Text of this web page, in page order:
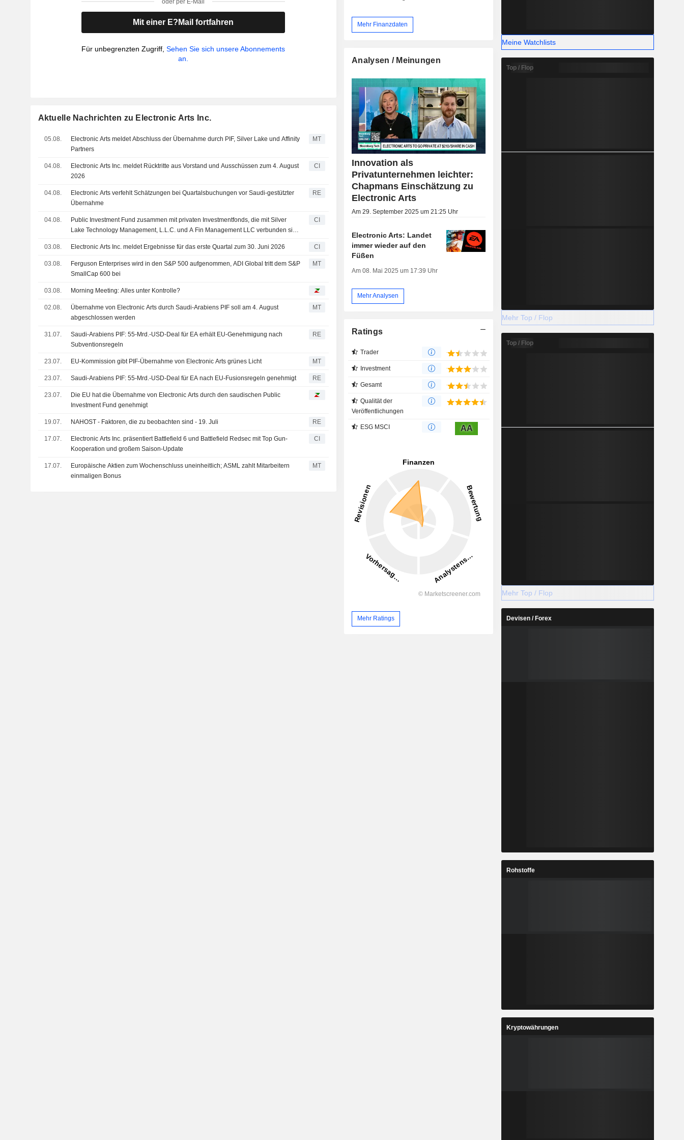
oder per E-Mail
Mit einer E?Mail fortfahren
Für unbegrenzten Zugriff,Sehen Sie sich unsere Abonnements
an.
Aktuelle Nachrichten zu Electronic Arts Inc.
05.08.
Electronic Arts meldet Abschluss der Übernahme durch PIF, Silver Lake und Affinity
Partners
MT
04.08.
Electronic Arts Inc. meldet Rücktritte aus Vorstand und Ausschüssen zum 4. August
2026
CI
04.08.
Electronic Arts verfehlt Schätzungen bei Quartalsbuchungen vor Saudi-gestützter
Übernahme
RE
04.08.
Public Investment Fund zusammen mit privaten Investmentfonds, die mit Silver
Lake Technology Management, L.L.C. und A Fin Management LLC verbunden sind
Gruppe von Aktionären abgeschlossen.
CI
03.08. Electronic Arts Inc. meldet Ergebnisse für das erste Quartal zum 30. Juni 2026 CI
03.08.
Ferguson Enterprises wird in den S&P 500 aufgenommen, ADI Global tritt dem S&P
SmallCap 600 bei
MT
03.08. Morning Meeting: Alles unter Kontrolle?
02.08.
Übernahme von Electronic Arts durch Saudi-Arabiens PIF soll am 4. August
abgeschlossen werden
MT
31.07.
Saudi-Arabiens PIF: 55-Mrd.-USD-Deal für EA erhält EU-Genehmigung nach
Subventionsregeln
RE
23.07. EU-Kommission gibt PIF-Übernahme von Electronic Arts grünes Licht MT
23.07. Saudi-Arabiens PIF: 55-Mrd.-USD-Deal für EA nach EU-Fusionsregeln genehmigt RE
23.07.
Die EU hat die Übernahme von Electronic Arts durch den saudischen Public
Investment Fund genehmigt
19.07. NAHOST - Faktoren, die zu beobachten sind - 19. Juli RE
17.07.
Electronic Arts Inc. präsentiert Battlefield 6 und Battlefield Redsec mit Top Gun-
Kooperation und großem Saison-Update
CI
17.07.
Europäische Aktien zum Wochenschluss uneinheitlich; ASML zahlt Mitarbeitern
einmaligen Bonus
MT
Mehr Finanzdaten
Analysen / Meinungen
Innovation als
Privatunternehmen leichter:
Chapmans Einschätzung zu
Electronic Arts
Am 29. September 2025 um 21:25 Uhr
Electronic Arts: Landet
immer wieder auf den
Füßen
Am 08. Mai 2025 um 17:39 Uhr
Mehr Analysen
Ratings
Trader
Investment
Gesamt
Qualität der
Veröffentlichungen
ESG MSCI AA
Mehr Ratings
Meine Watchlists
Top / Flop
Mehr Top / Flop
Top / Flop
Mehr Top / Flop
Devisen / Forex
Rohstoffe
Kryptowährungen